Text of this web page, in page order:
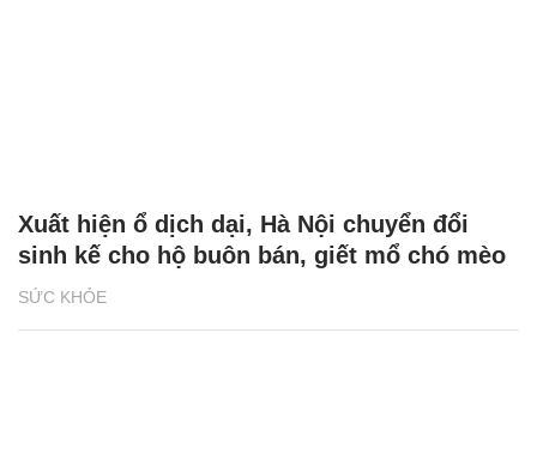
SỨC KHỎE
Xuất hiện ổ dịch dại, Hà Nội chuyển đổi
sinh kế cho hộ buôn bán, giết mổ chó mèo